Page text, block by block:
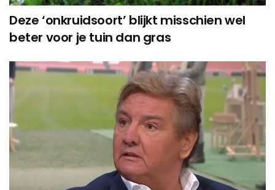
Deze ‘onkruidsoort’ blijkt misschien wel
beter voor je tuin dan gras